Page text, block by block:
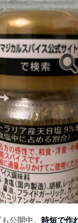
公開中。 時短で作